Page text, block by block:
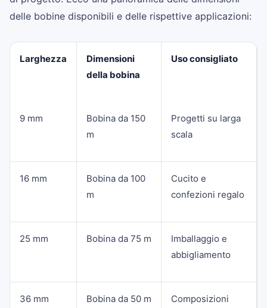
delle bobine disponibili e delle rispettive applicazioni:
Larghezza
Dimensioni
della bobina
Uso consigliato
9 mm
Bobina da 150
m
Progetti su larga
scala
16 mm
Bobina da 100
m
Cucito e
confezioni regalo
25 mm Bobina da 75 m
Imballaggio e
abbigliamento
36 mm Bobina da 50 m
Composizioni